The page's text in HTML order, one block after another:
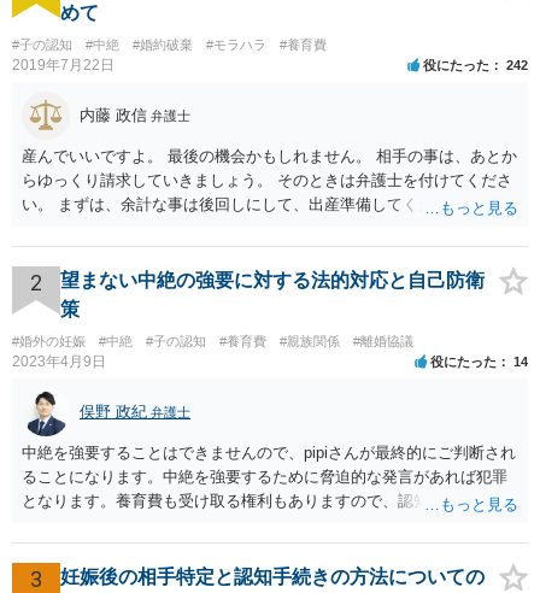
めて
#子の認知 #中絶 #婚約破棄 #モラハラ #養育費
2019年7月22日 役にたった 242
内藤 政信 弁護士
産んでいいですよ。 最後の機会かもしれません。 相手の事は、あとか
らゆっくり請求していきましょう。 そのときは弁護士を付けてくださ
い。 まずは、余計な事は後回しにして、出産準備してください。
2
望まない中絶の強要に対する法的対応と自己防衛
策
#婚外の妊娠 #中絶 #子の認知 #養育費 #親族関係 #離婚協議
2023年4月9日 役にたった 14
俣野 政紀 弁護士
中絶を強要することはできませんので、pipiさんが最終的にご判断され
ることになります。中絶を強要するために脅迫的な発言があれば犯罪
となります。養育費も受け取る権利もありますので、認知等につきお
勧めします。
3
妊娠後の相手特定と認知手続きの方法についての